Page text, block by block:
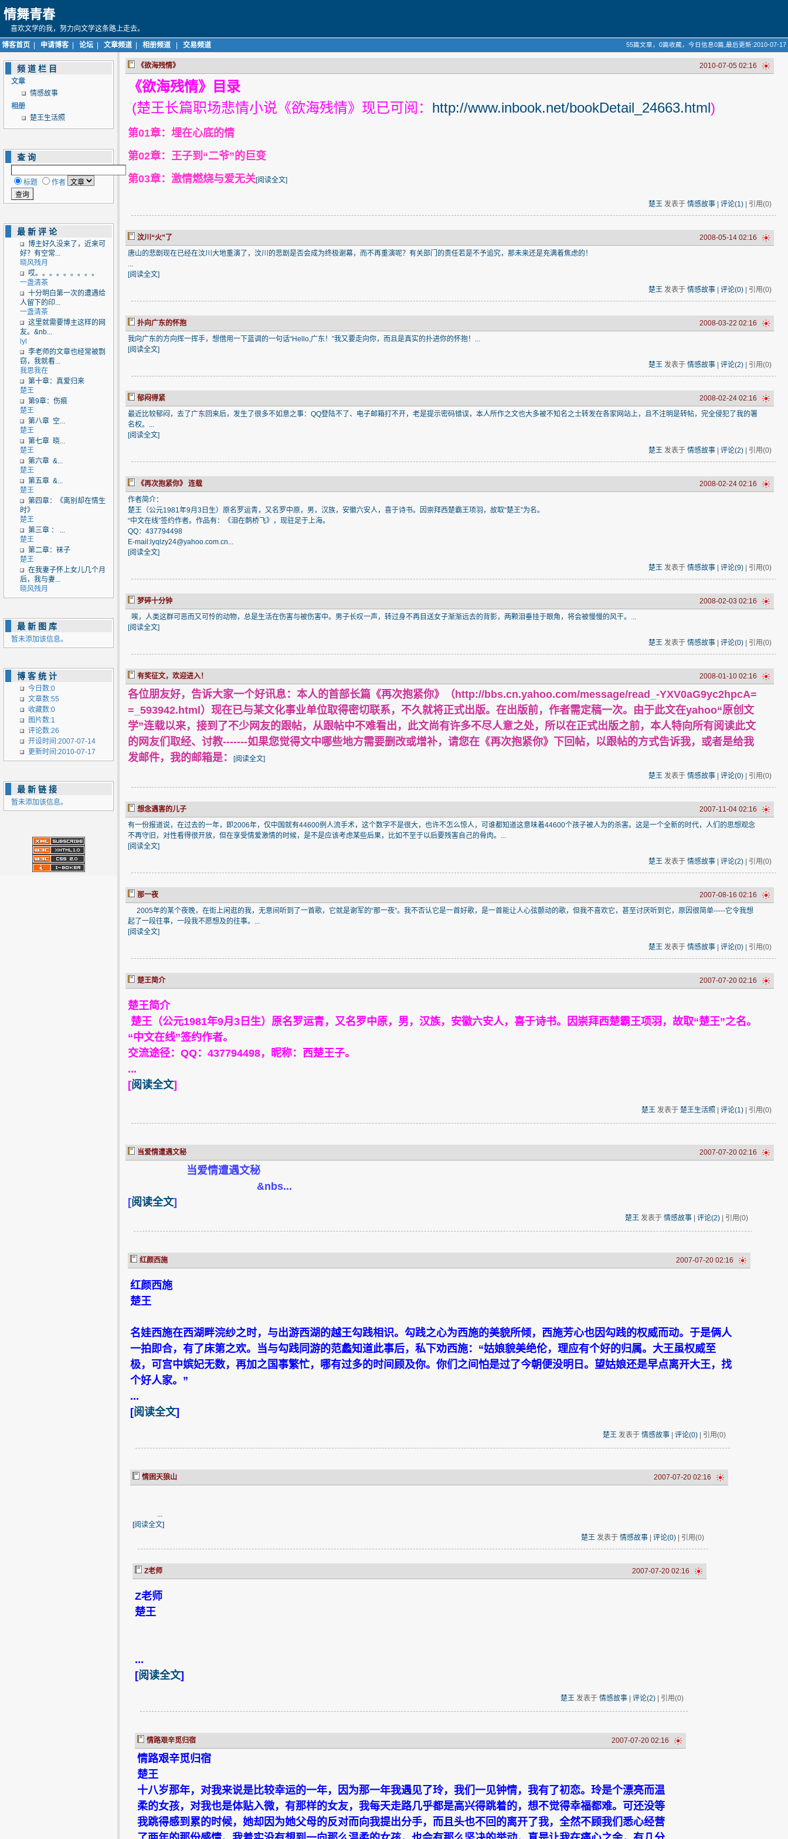
情舞青春
喜欢文学的我，努力向文学这条路上走去。
55篇文章，0篇收藏，今日信息0篇,最后更新:2010-07-17
博客首页 申请博客 论坛 文章频道 相册频道 交易频道
频道栏目
文章
情感故事
相册
楚王生活照
查询
标题 作者
最新评论
博主好久没来了，近来可
好？有空常...
晓风残月
哎。。。。。。。。。
一盏清茶
十分明白第一次的遭遇给
人留下的印...
一盏清茶
这里就需要博主这样的网
友。&nb...
lyl
李老师的文章也经常被剽
窃，我就看...
我思我在
第十章：真爱归来
楚王
第9章：伤痕
楚王
第八章 空...
楚王
第七章 晓...
楚王
第六章 &...
楚王
第五章 &...
楚王
第四章：《离别却在情生
时》
楚王
第三章 ： ...
楚王
第二章：袜子
楚王
在我妻子怀上女儿几个月
后，我与妻...
晓风残月
最新图库
暂未添加该信息。
博客统计
今日数:0
文章数:55
收藏数:0
图片数:1
评论数:26
开设时间:2007-07-14
更新时间:2010-07-17
最新链接
暂未添加该信息。
2010-07-05 02:16
《欲海残情》
《欲海残情》目录
­(楚王长篇职场悲情小说《欲海残情》现已可阅： http://www.inbook.net/bookDetail_24663.html)
第01章：埋在心底的情
第02章：王子到“二爷”的巨变
第03章：激情燃烧与爱无关­[阅读全文]
楚王发表于 情感故事| 评论(1)| 引用(0)
2008-05-14 02:16
汶川“火”了
唐山的悲剧现在已经在汶川大地重演了，汶川的悲剧是否会成为终极谢幕，而不再重演呢？有关部门的责任若是不予追究，那未来还是充满着焦虑的！
...
[阅读全文]
楚王发表于 情感故事| 评论(0)| 引用(0)
2008-03-22 02:16
扑向广东的怀抱
我向广东的方向挥一挥手，想借用一下蓝调的一句话“Hello,广东！”我又要走向你，而且是真实的扑进你的怀抱！...
[阅读全文]
楚王发表于 情感故事| 评论(2)| 引用(0)
2008-02-24 02:16
郁闷得紧
最近比较郁闷，去了广东回来后，发生了很多不如意之事：QQ登陆不了、电子邮箱打不开，老是提示密码错误，本人所作之文也大多被不知名之士转发在各家网站上，且不注明是转帖，完全侵犯了我的署
名权。...
[阅读全文]
楚王发表于 情感故事| 评论(2)| 引用(0)
2008-02-24 02:16
《再次抱紧你》 连载
作者简介：
楚王（公元1981年9月3日生）原名罗运青，又名罗中原，男，汉族，安徽六安人，喜于诗书。因崇拜西楚霸王项羽，故取“楚王”为名。
“中文在线”签约作者。作品有：《泪在鹊桥飞》，现驻足于上海。
QQ：437794498
E-mail:lyqlzy24@yahoo.com.cn...
[阅读全文]
楚王发表于 情感故事| 评论(9)| 引用(0)
2008-02-03 02:16
梦碎十分钟
唉，人类这群可恶而又可怜的动物，总是生活在伤害与被伤害中。男子长叹一声，转过身不再目送女子渐渐远去的背影，两颗泪垂挂于眼角，将会被慢慢的风干。...
[阅读全文]
楚王发表于 情感故事| 评论(0)| 引用(0)
2008-01-10 02:16
有奖征文，欢迎进入！
各位朋友好，告诉大家一个好讯息：本人的首部长篇《再次抱紧你》（ http://bbs.cn.yahoo.com/message/read_-YXV0aG9yc2hpcA=
=_593942.html ）现在已与某文化事业单位取得密切联系，不久就将正式出版。在出版前，作者需定稿一次。由于此文在yahoo“原创文
学”连载以来，接到了不少网友的跟帖，从跟帖中不难看出，此文尚有许多不尽人意之处，所以在正式出版之前，本人特向所有阅读此文
的网友们取经、讨教-------如果您觉得文中哪些地方需要删改或增补，请您在《再次抱紧你》下回帖，以跟帖的方式告诉我，或者是给我
发邮件，我的邮箱是：
[阅读全文]
楚王发表于 情感故事| 评论(0)| 引用(0)
2007-11-04 02:16
想念遇害的儿子
有一份报道说，在过去的一年，即2006年，仅中国就有44600例人流手术，这个数字不是很大，也许不怎么惊人，可谁都知道这意味着44600个孩子被人为的杀害。这是一个全新的时代，人们的思想观念
不再守旧，对性看得很开放，但在享受情爱激情的时候，是不是应该考虑某些后果，比如不至于以后要残害自己的骨肉。...
[阅读全文]
楚王发表于 情感故事| 评论(2)| 引用(0)
2007-08-16 02:16
那一夜
2005年的某个夜晚，在街上闲逛的我，无意间听到了一首歌，它就是谢军的“那一夜”。我不否认它是一首好歌，是一首能让人心弦颤动的歌，但我不喜欢它，甚至讨厌听到它，原因很简单-----它令我想
起了一段往事，一段我不愿想及的往事。...
[阅读全文]
楚王发表于 情感故事| 评论(0)| 引用(0)
2007-07-20 02:16
楚王简介
楚王简介
楚王（公元1981年9月3日生）原名罗运青，又名罗中原，男，汉族，安徽六安人，喜于诗书。因崇拜西楚霸王项羽，故取“楚王”之名。
“中文在线”签约作者。
交流途径：QQ：437794498，昵称：西楚王子。
...
[阅读全文]
楚王发表于 楚王生活照 评论(1)| 引用(0)
2007-07-20 02:16
当爱情遭遇文秘
当爱情遭遇文秘
&nbs...
[阅读全文]
楚王发表于 情感故事| 评论(2)| 引用(0)
2007-07-20 02:16
红颜西施
红颜西施
楚王
名娃西施在西湖畔浣纱之时，与出游西湖的越王勾践相识。勾践之心为西施的美貌所倾，西施芳心也因勾践的权威而动。于是俩人
一拍即合，有了床第之欢。当与勾践同游的范蠡知道此事后，私下劝西施：“姑娘貌美绝伦，理应有个好的归属。大王虽权威至
极，可宫中嫔妃无数，再加之国事繁忙，哪有过多的时间顾及你。你们之间怕是过了今朝便没明日。望姑娘还是早点离开大王，找
个好人家。”
...
[阅读全文]
楚王发表于 情感故事| 评论(0)| 引用(0)
2007-07-20 02:16
情困天狼山
...
[阅读全文]
楚王 发表于情感故事 |评论(0) | 引用(0)
2007-07-20 02:16
Z老师
Z老师
楚王
...
[阅读全文]
楚王 发表于情感故事 |评论(2) | 引用(0)
2007-07-20 02:16
情路艰辛觅归宿
情路艰辛觅归宿
楚王
十八岁那年，对我来说是比较幸运的一年，因为那一年我遇见了玲，我们一见钟情，我有了初恋。玲是个漂亮而温
柔的女孩，对我也是体贴入微，有那样的女友，我每天走路几乎都是高兴得跳着的，想不觉得幸福都难。可还没等
我跳得感到累的时候，她却因为她父母的反对而向我提出分手，而且头也不回的离开了我，全然不顾我们悉心经营